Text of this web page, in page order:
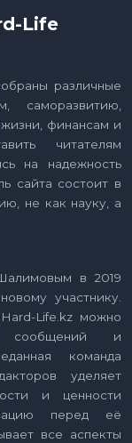
Life
различные
саморазвитию,
финансам и
читателям
на надежность
сайта состоит в
не как науку, а
в 2019
участнику.
Life.kz можно
сообщений и
команда
уделяет
и ценности
перед её
все аспекты